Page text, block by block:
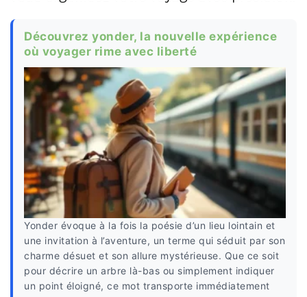
Découvrez yonder, la nouvelle expérience
où voyager rime avec liberté
Yonder évoque à la fois la poésie d’un lieu lointain et
une invitation à l’aventure, un terme qui séduit par son
charme désuet et son allure mystérieuse. Que ce soit
pour décrire un arbre là-bas ou simplement indiquer
un point éloigné, ce mot transporte immédiatement